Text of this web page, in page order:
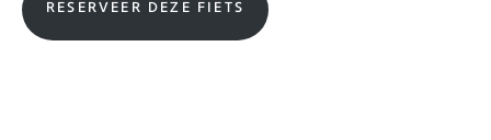
RESERVEER DEZE FIETS